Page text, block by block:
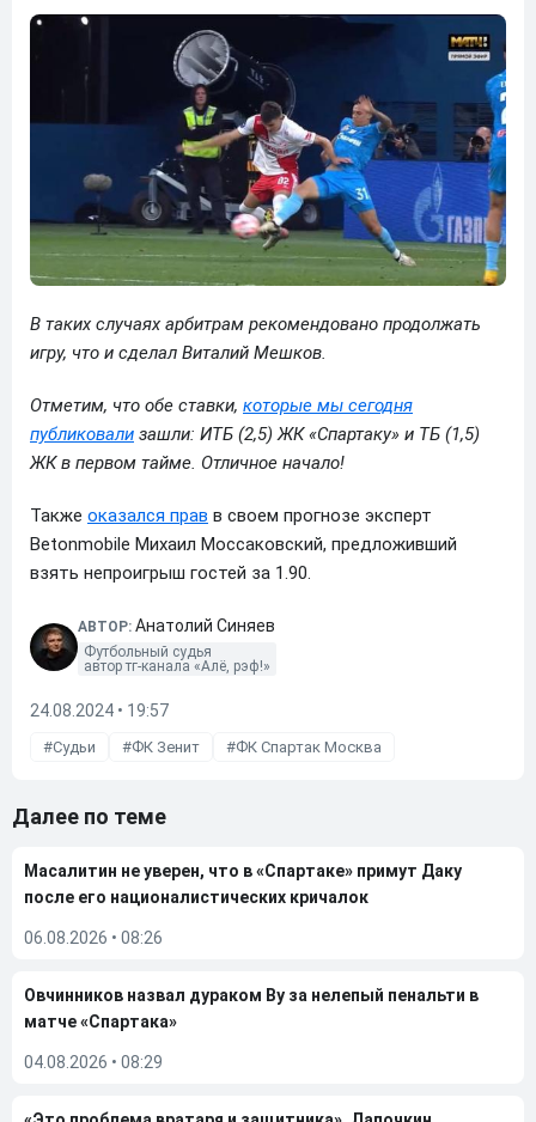
В таких случаях арбитрам рекомендовано продолжать
игру, что и сделал Виталий Мешков.
Отметим, что обе ставки, которые мы сегодня
публиковали зашли: ИТБ (2,5) ЖК «Спартаку» и ТБ (1,5)
ЖК в первом тайме. Отличное начало!
Также оказался прав в своем прогнозе эксперт
Betonmobile Михаил Моссаковский, предложивший
взять непроигрыш гостей за 1.90.
АВТОР: Анатолий Синяев
Футбольный судья
автор тг-канала «Алё, рэф!»
24.08.2024 • 19:57
Судьи ФК Зенит ФК Спартак Москва
Далее по теме
Масалитин не уверен, что в «Спартаке» примут Даку
после его националистических кричалок
06.08.2026 • 08:26
Овчинников назвал дураком Ву за нелепый пенальти в
матче «Спартака»
04.08.2026 • 08:29